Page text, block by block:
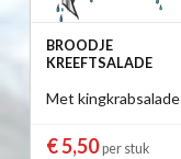
BROODJE
KREEFTSALADE
Met kingkrabsalade
€ 5,50per stuk